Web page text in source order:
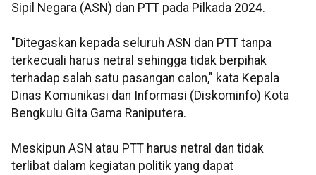
Sipil Negara (ASN) dan PTT pada Pilkada 2024.
"Ditegaskan kepada seluruh ASN dan PTT tanpa
terkecuali harus netral sehingga tidak berpihak
terhadap salah satu pasangan calon," kata Kepala
Dinas Komunikasi dan Informasi (Diskominfo) Kota
Bengkulu Gita Gama Raniputera.
Meskipun ASN atau PTT harus netral dan tidak
terlibat dalam kegiatan politik yang dapat